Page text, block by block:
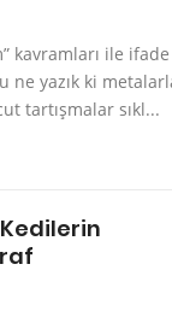
kavramları ile ifade
ne yazık ki
tartışmalar sıkl...